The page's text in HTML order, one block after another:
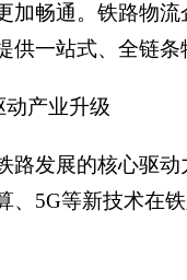
加畅通。铁路物
供一站式、全链条
动产业升级
路发展的核心驱动
、5G等新技术在